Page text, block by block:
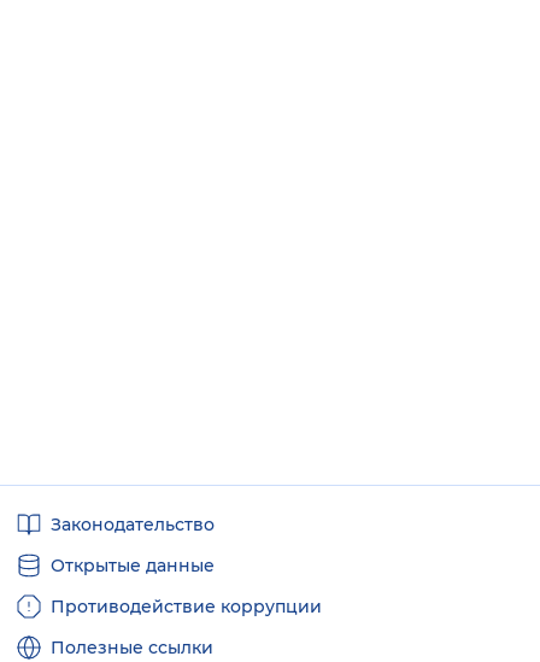
ссылкиЗаконодательство
Открытые данные
Противодействие коррупции
Полезные ссылки